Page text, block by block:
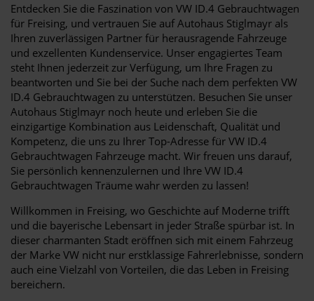
Entdecken Sie die Faszination von VW ID.4 Gebrauchtwagen
für Freising, und vertrauen Sie auf Autohaus Stiglmayr als
Ihren zuverlässigen Partner für herausragende Fahrzeuge
und exzellenten Kundenservice. Unser engagiertes Team
steht Ihnen jederzeit zur Verfügung, um Ihre Fragen zu
beantworten und Sie bei der Suche nach dem perfekten VW
ID.4 Gebrauchtwagen zu unterstützen. Besuchen Sie unser
Autohaus Stiglmayr noch heute und erleben Sie die
einzigartige Kombination aus Leidenschaft, Qualität und
Kompetenz, die uns zu Ihrer Top-Adresse für VW ID.4
Gebrauchtwagen Fahrzeuge macht. Wir freuen uns darauf,
Sie persönlich kennenzulernen und Ihre VW ID.4
Gebrauchtwagen Träume wahr werden zu lassen!
Willkommen in Freising, wo Geschichte auf Moderne trifft
und die bayerische Lebensart in jeder Straße spürbar ist. In
dieser charmanten Stadt eröffnen sich mit einem Fahrzeug
der Marke VW nicht nur erstklassige Fahrerlebnisse, sondern
auch eine Vielzahl von Vorteilen, die das Leben in Freising
bereichern.